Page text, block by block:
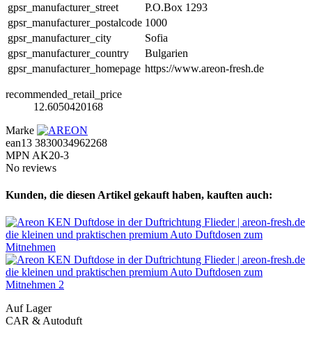
gpsr_manufacturer_street
P.O.Box 1293
gpsr_manufacturer_postalcode 1000
gpsr_manufacturer_city
Sofia
gpsr_manufacturer_country
Bulgarien
gpsr_manufacturer_homepage https://www.areon-fresh.de
recommended_retail_price
12.6050420168
Marke
ean13 3830034962268
MPN AK20-3
No reviews
Kunden, die diesen Artikel gekauft haben, kauften auch:
Auf Lager
CAR & Autoduft